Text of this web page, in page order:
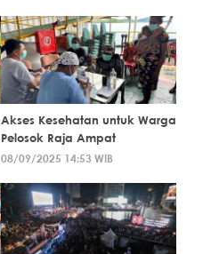
Akses Kesehatan untuk Warga
Pelosok Raja Ampat
08/09/2025 14:53 WIB